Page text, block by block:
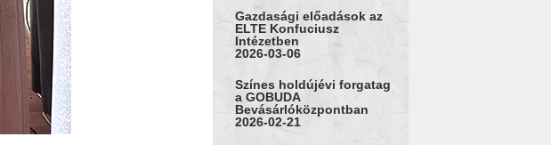
Gazdasági előadások az
ELTE Konfuciusz
Intézetben
2026-03-06
Színes holdújévi forgatag
a GOBUDA
Bevásárlóközpontban
2026-02-21